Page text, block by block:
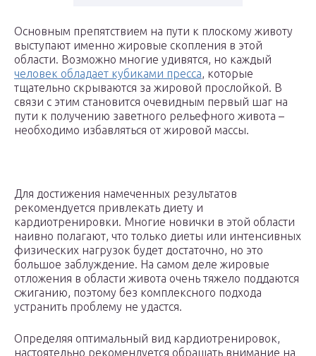
Основным препятствием на пути к плоскому животу
выступают именно жировые скопления в этой
области. Возможно многие удивятся, но каждый
человек обладает кубиками пресса, которые
тщательно скрываются за жировой прослойкой. В
связи с этим становится очевидным первый шаг на
пути к получению заветного рельефного живота –
необходимо избавляться от жировой массы.
Для достижения намеченных результатов
рекомендуется привлекать диету и
кардиотренировки. Многие новички в этой области
наивно полагают, что только диеты или интенсивных
физических нагрузок будет достаточно, но это
большое заблуждение. На самом деле жировые
отложения в области живота очень тяжело поддаются
сжиганию, поэтому без комплексного подхода
устранить проблему не удастся.
Определяя оптимальный вид кардиотренировок,
настоятельно рекомендуется обращать внимание на